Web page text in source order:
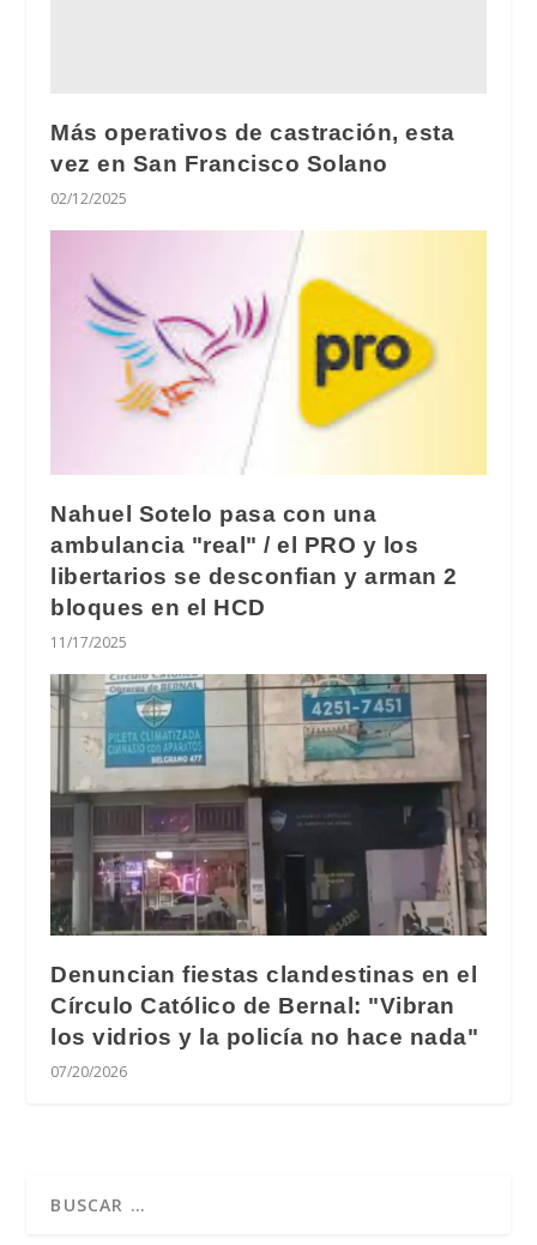
Más operativos de castración, esta
vez en San Francisco Solano
02/12/2025
Nahuel Sotelo pasa con una
ambulancia "real" / el PRO y los
libertarios se desconfian y arman 2
bloques en el HCD
11/17/2025
Denuncian fiestas clandestinas en el
Círculo Católico de Bernal: "Vibran
los vidrios y la policía no hace nada"
07/20/2026